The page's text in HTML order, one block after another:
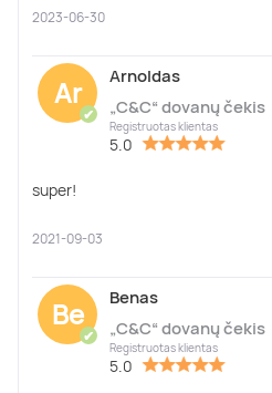
2023-06-30
Ar
✔
Arnoldas
„C&C“ dovanų čekis
Registruotas klientas
5.0
super!
2021-09-03
Be
✔
Benas
„C&C“ dovanų čekis
Registruotas klientas
5.0